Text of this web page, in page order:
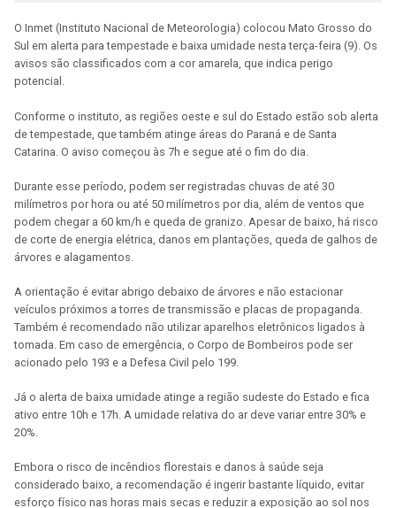
O Inmet (Instituto Nacional de Meteorologia) colocou Mato Grosso do
Sul em alerta para tempestade e baixa umidade nesta terça-feira (9). Os
avisos são classificados com a cor amarela, que indica perigo
potencial.
Conforme o instituto, as regiões oeste e sul do Estado estão sob alerta
de tempestade, que também atinge áreas do Paraná e de Santa
Catarina. O aviso começou às 7h e segue até o fim do dia.
Durante esse período, podem ser registradas chuvas de até 30
milímetros por hora ou até 50 milímetros por dia, além de ventos que
podem chegar a 60 km/h e queda de granizo. Apesar de baixo, há risco
de corte de energia elétrica, danos em plantações, queda de galhos de
árvores e alagamentos.
A orientação é evitar abrigo debaixo de árvores e não estacionar
veículos próximos a torres de transmissão e placas de propaganda.
Também é recomendado não utilizar aparelhos eletrônicos ligados à
tomada. Em caso de emergência, o Corpo de Bombeiros pode ser
acionado pelo 193 e a Defesa Civil pelo 199.
Já o alerta de baixa umidade atinge a região sudeste do Estado e fica
ativo entre 10h e 17h. A umidade relativa do ar deve variar entre 30% e
20%.
Embora o risco de incêndios florestais e danos à saúde seja
considerado baixo, a recomendação é ingerir bastante líquido, evitar
esforço físico nas horas mais secas e reduzir a exposição ao sol nos